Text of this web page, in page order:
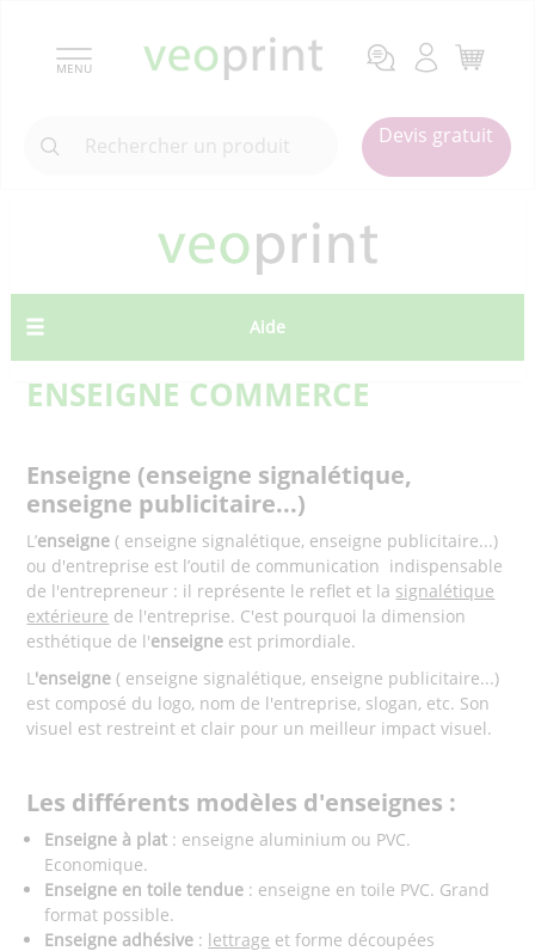
MENU
Devis gratuit
Aide
ENSEIGNE COMMERCE
Enseigne (enseigne signalétique,
enseigne publicitaire...)
L’enseigne ( enseigne signalétique, enseigne publicitaire...)
ou d'entreprise est l’outil de communication indispensable
de l'entrepreneur : il représente le reflet et la signalétique
extérieure de l'entreprise. C'est pourquoi la dimension
esthétique de l'enseigne est primordiale.
L'enseigne ( enseigne signalétique, enseigne publicitaire...)
est composé du logo, nom de l'entreprise, slogan, etc. Son
visuel est restreint et clair pour un meilleur impact visuel.
Les différents modèles d'enseignes :
Enseigne à plat : enseigne aluminium ou PVC.
Economique.
Enseigne en toile tendue : enseigne en toile PVC. Grand
format possible.
Enseigne adhésive : lettrage et forme découpées